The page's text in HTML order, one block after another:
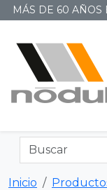
MÁS DE 60
Inicio